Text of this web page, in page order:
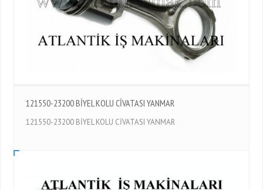
121550-23200 BİYEL KOLU CİVATASI YANMAR
121550-23200 BİYEL KOLU CİVATASI YANMAR